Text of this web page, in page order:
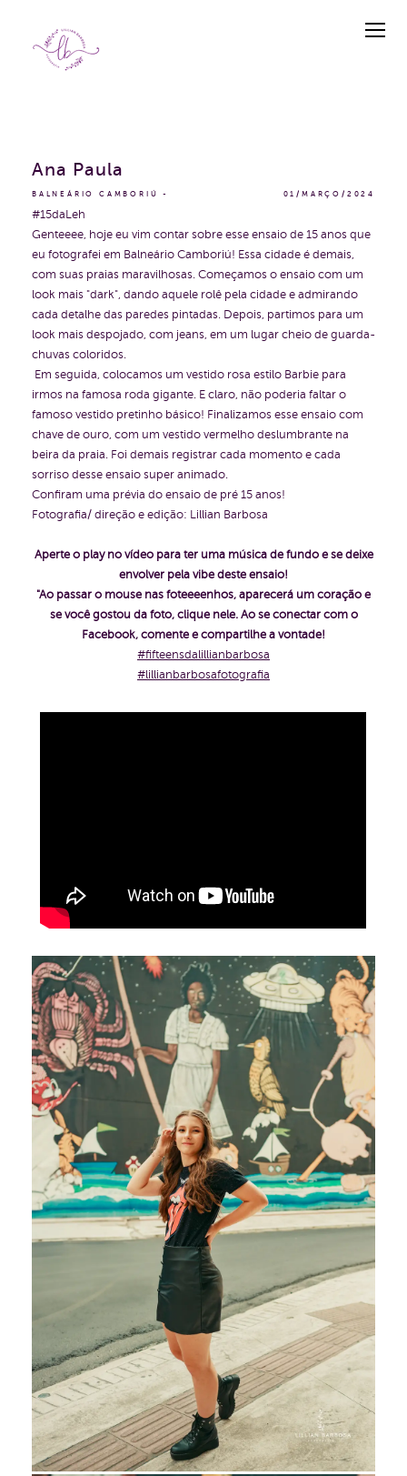
BALNEÁRIO CAMBORIÚ 01/MARÇO/2024
Ana Paula
#15daLeh
Genteeee, hoje eu vim contar sobre esse ensaio de 15 anos que
eu fotografei em Balneário Camboriú! Essa cidade é demais,
com suas praias maravilhosas. Começamos o ensaio com um
look mais "dark", dando aquele rolê pela cidade e admirando
cada detalhe das paredes pintadas. Depois, partimos para um
look mais despojado, com jeans, em um lugar cheio de guarda-
chuvas coloridos.
Em seguida, colocamos um vestido rosa estilo Barbie para
irmos na famosa roda gigante. E claro, não poderia faltar o
famoso vestido pretinho básico! Finalizamos esse ensaio com
chave de ouro, com um vestido vermelho deslumbrante na
beira da praia. Foi demais registrar cada momento e cada
sorriso desse ensaio super animado.
Confiram uma prévia do ensaio de pré 15 anos!
Fotografia/ direção e edição: Lillian Barbosa
Aperte o play no vídeo para ter uma música de fundo e se deixe
envolver pela vibe deste ensaio!
"Ao passar o mouse nas foteeeenhos, aparecerá um coração e
se você gostou da foto, clique nele. Ao se conectar com o
Facebook, comente e compartilhe a vontade!
#fifteensdalillianbarbosa
#lillianbarbosafotografia